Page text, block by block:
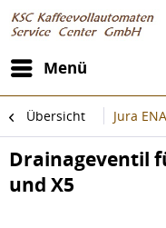
Menü
Übersicht Jura
Drainageventil
und X5